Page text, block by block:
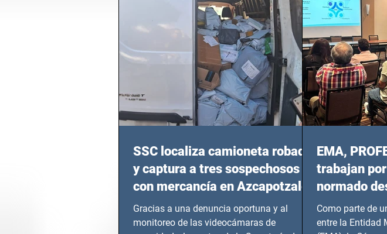
SSC localiza camioneta robada
y captura a tres sospechosos
con mercancía en Azcapotzalco
Gracias a una denuncia oportuna y al
monitoreo de las videocámaras de
EMA,
trabajan
normado
Hidalgo y
Como parte de
entre la Entidad